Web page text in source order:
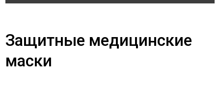
Защитные медицинские
маски